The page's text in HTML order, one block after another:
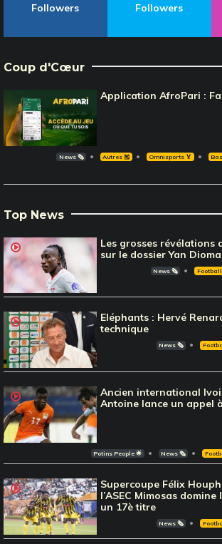
Followers
Followers
Coup d'Cœur
Application AfroPari :
News 🗞️ Autres 🎽 Omnisports 🏅
Top News
Les grosses révélations
sur le dossier Yan
News 🗞️ Football
Eléphants : Hervé
technique
News 🗞️
Ancien international
Antoine lance un appel
Potins People 🌟 News 🗞️
Supercoupe Félix
l’ASEC Mimosas domine
un 17è titre
News 🗞️